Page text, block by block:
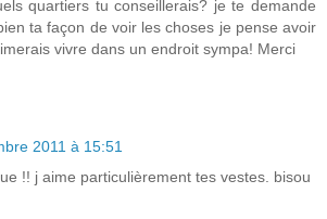
quartiers tu conseillerais? je te demande
ta façon de voir les choses je pense avoir
vivre dans un endroit sympa! Merci
2011 à 15:51
!! j aime particulièrement tes vestes. bisou